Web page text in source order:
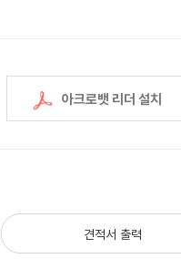
아크로뱃 리더 설치
견적서 출력